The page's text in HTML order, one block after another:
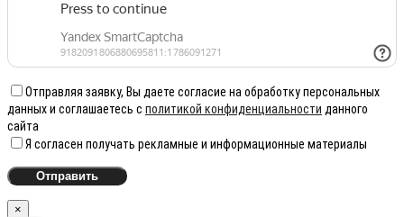
Отправляя заявку, Вы даете согласие на обработку персональных
данных и соглашаетесь с политикой конфиденциальности данного
сайта
Я согласен получать рекламные и информационные материалы
×